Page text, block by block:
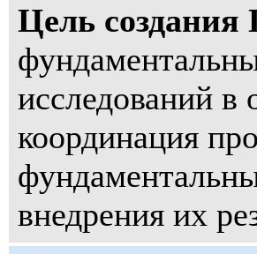
Цель создания
исследований в
координация
внедрения их